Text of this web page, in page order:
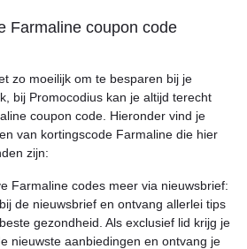
Farmaline coupon code
zo moeilijk om te besparen bij je
bij Promocodius kan je altijd terecht
coupon code. Hieronder vind je
van kortingscode Farmaline die hier
zijn:
Farmaline codes meer via nieuwsbrief:
de nieuwsbrief en ontvang allerlei tips
gezondheid. Als exclusief lid krijg je
nieuwste aanbiedingen en ontvang je